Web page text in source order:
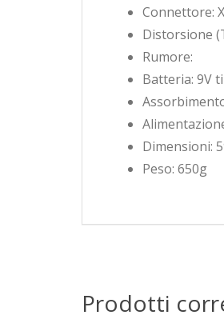
Connettore:
Distorsione
Rumore:
Batteria: 9V
Dimensioni:
Peso: 650g
Prodotti